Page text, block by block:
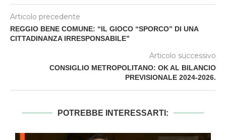
Articolo precedente
REGGIO BENE COMUNE: “IL GIOCO “SPORCO” DI UNA
CITTADINANZA IRRESPONSABILE”
Articolo successivo
CONSIGLIO METROPOLITANO: OK AL BILANCIO
PREVISIONALE 2024-2026.
POTREBBE INTERESSARTI: